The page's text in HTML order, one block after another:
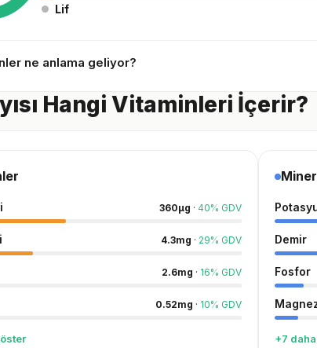
Lif
ne anlama geliyor?
Hangi Vitaminleri İçerir?
360µg · 40% GDV
4.3mg · 29% GDV
2.6mg · 16% GDV
0.52mg · 10% GDV
Demir
Fosfor
+7